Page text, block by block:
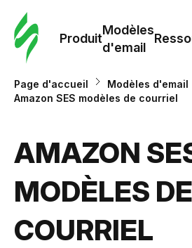
Produit
Modèles
d'email
Page d'accueil
Modèles d'email
Amazon SES modèles de courriel
AMAZON
MODÈLES DE
COURRIEL